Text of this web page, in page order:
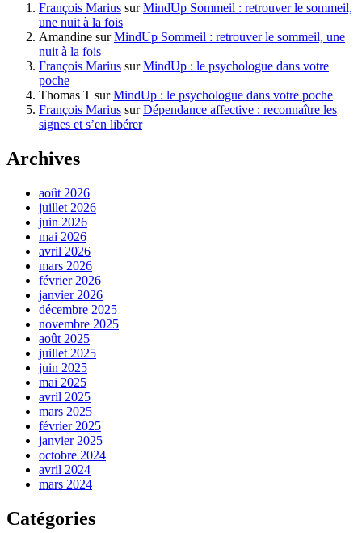
François Marius surMindUp Sommeil : retrouver le sommeil,
une nuit à la fois
Amandine surMindUp Sommeil : retrouver le sommeil, une
nuit à la fois
François Marius surMindUp : le psychologue dans votre
poche
Thomas T surMindUp : le psychologue dans votre poche
François Marius surDépendance affective : reconnaître les
signes et s’en libérer
Archives
août 2026
juillet 2026
juin 2026
mai 2026
avril 2026
mars 2026
février 2026
janvier 2026
décembre 2025
novembre 2025
août 2025
juillet 2025
juin 2025
mai 2025
avril 2025
mars 2025
février 2025
janvier 2025
octobre 2024
avril 2024
mars 2024
Catégories